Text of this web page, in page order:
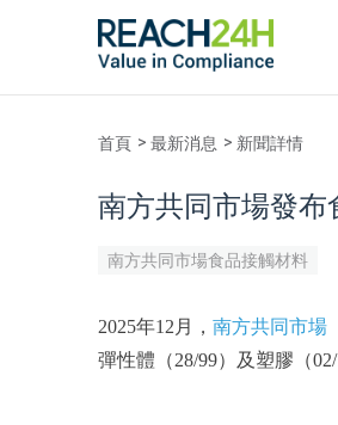
首頁 最新消息 新聞詳情
南方共同市場發
南方共同市場食品接觸材料
2025年12月， 南方共同市場
彈性體（28/99）及塑膠（